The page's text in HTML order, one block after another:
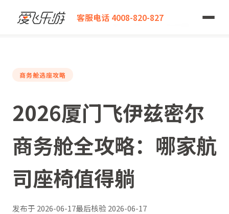
客服电话 4008-820-827
爱飞乐游
2026厦门飞伊兹密尔商务舱全攻略：哪家航司座椅值得躺
商务舱选座攻略
2026厦门飞伊兹密尔
商务舱全攻略：哪家航
司座椅值得躺
发布于 2026-06-17最后核验2026-06-17